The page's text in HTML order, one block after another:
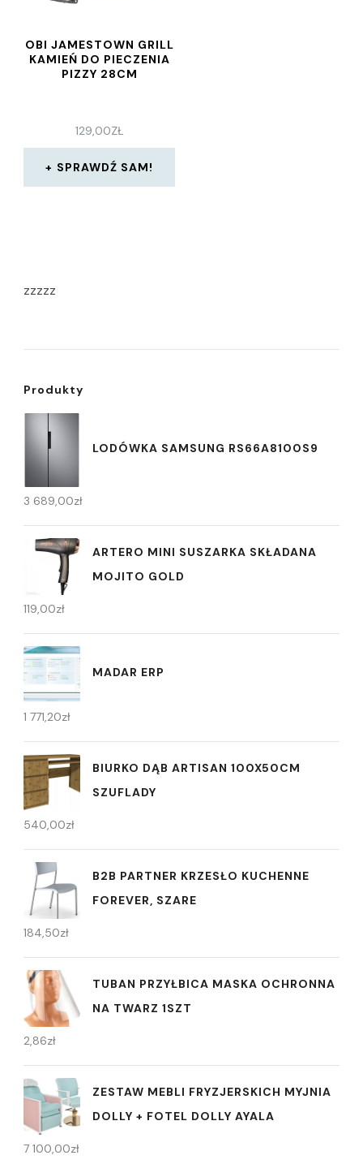
OBI JAMESTOWN GRILL
KAMIEŃ DO PIECZENIA
PIZZY 28CM
129,00ZŁ
SPRAWDŹ SAM!
zzzzz
Produkty
LODÓWKA SAMSUNG RS66A8100S9
3 689,00zł
ARTERO MINI SUSZARKA SKŁADANA
MOJITO GOLD
119,00zł
MADAR ERP
1 771,20zł
BIURKO DĄB ARTISAN 100X50CM
SZUFLADY
540,00zł
B2B PARTNER KRZESŁO KUCHENNE
FOREVER, SZARE
184,50zł
TUBAN PRZYŁBICA MASKA OCHRONNA
NA TWARZ 1SZT
2,86zł
ZESTAW MEBLI FRYZJERSKICH MYJNIA
DOLLY + FOTEL DOLLY AYALA
7 100,00zł